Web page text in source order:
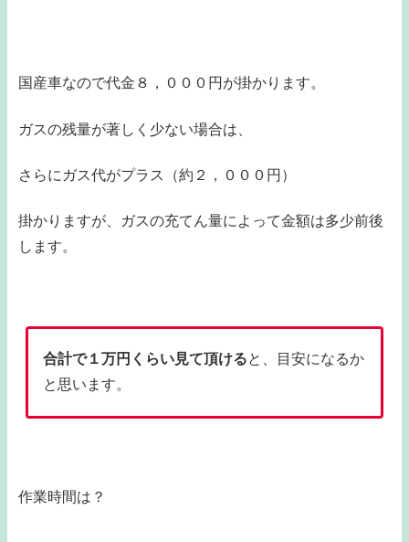
国産車なので代金８，０００円が掛かります。
ガスの残量が著しく少ない場合は、
さらにガス代がプラス（約２，０００円）
掛かりますが、ガスの充てん量によって金額は多少前後
します。
合計で１万円くらい見て頂けると、目安になるか
と思います。
作業時間は？